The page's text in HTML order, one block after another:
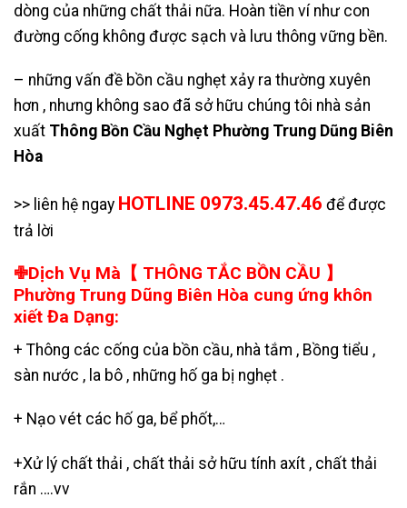
dòng của những chất thải nữa. Hoàn tiền ví như con
đường cống không được sạch và lưu thông vững bền.
– những vấn đề bồn cầu nghẹt xảy ra thường xuyên
hơn , nhưng không sao đã sở hữu chúng tôi nhà sản
xuất Thông Bồn Cầu Nghẹt Phường Trung Dũng Biên
Hòa
>> liên hệ ngay HOTLINE 0973.45.47.46 để được
trả lời
✙Dịch Vụ Mà【 THÔNG TẮC BỒN CẦU 】
Phường Trung Dũng Biên Hòa cung ứng khôn
xiết Đa Dạng:
+ Thông các cống của bồn cầu, nhà tắm , Bồng tiểu ,
sàn nước , la bô , những hố ga bị nghẹt .
+ Nạo vét các hố ga, bể phốt,…
+Xử lý chất thải , chất thải sở hữu tính axít , chất thải
rắn ….vv